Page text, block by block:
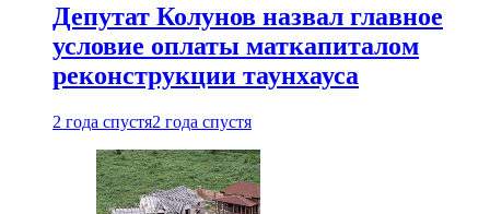
Депутат Колунов назвал главное
условие оплаты маткапиталом
реконструкции таунхауса
2 года спустя2 года спустя